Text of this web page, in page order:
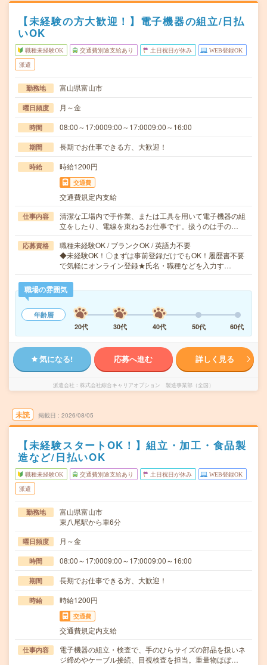
【未経験の方大歓迎！】電子機器の組立/日払
いOK
職種未経験OK 交通費別途支給あり 土日祝日が休み WEB登録OK
派遣
勤務地 富山県富山市
曜日頻度 月～金
時間 08:00～17:0009:00～17:0009:00～16:00
期間 長期でお仕事できる方、大歓迎！
時給 時給1200円
交通費
交通費規定内支給
仕事内容
清潔な工場内で手作業、または工具を用いて電子機器の組
立をしたり、電線を束ねるお仕事です。扱うのは手の…
応募資格
職種未経験OK / ブランクOK / 英語力不要
◆未経験OK！〇まずは事前登録だけでもOK！履歴書不要
で気軽にオンライン登録★氏名・職種などを入力す…
職場の雰囲気
年齢層
20代
30代 40代 50代 60代
気になる! 応募へ進む 詳しく見る
派遣会社 株式会社綜合キャリアオプション 製造事業部（全国）
未読 掲載日 2026/08/05
【未経験スタートOK！】組立・加工・食品製
造など/日払いOK
職種未経験OK 交通費別途支給あり 土日祝日が休み WEB登録OK
派遣
勤務地
富山県富山市
東八尾駅から車6分
曜日頻度 月～金
時間 08:00～17:0009:00～17:0009:00～16:00
期間 長期でお仕事できる方、大歓迎！
時給 時給1200円
交通費
交通費規定内支給
仕事内容
電子機器の組立・検査で、手のひらサイズの部品を扱いネ
ジ締めやケーブル接続、目視検査を担当。重量物ほぼ…